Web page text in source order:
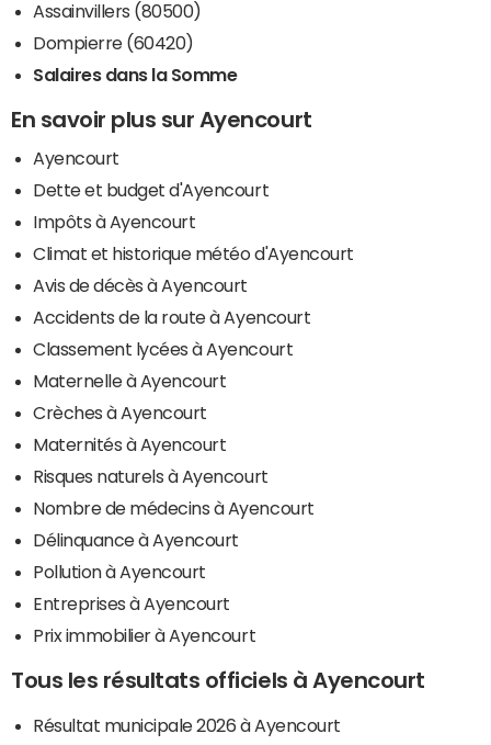
Assainvillers (80500)
Dompierre (60420)
Salaires dans la Somme
En savoir plus sur Ayencourt
Ayencourt
Dette et budget d'Ayencourt
Impôts à Ayencourt
Climat et historique météo d'Ayencourt
Avis de décès à Ayencourt
Accidents de la route à Ayencourt
Classement lycées à Ayencourt
Maternelle à Ayencourt
Crèches à Ayencourt
Maternités à Ayencourt
Risques naturels à Ayencourt
Nombre de médecins à Ayencourt
Délinquance à Ayencourt
Pollution à Ayencourt
Entreprises à Ayencourt
Prix immobilier à Ayencourt
Tous les résultats officiels à Ayencourt
Résultat municipale 2026 à Ayencourt